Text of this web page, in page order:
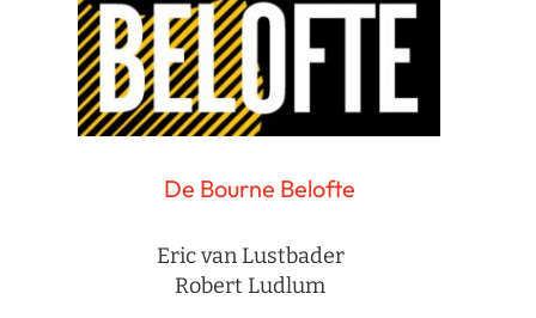
De Bourne Belofte
Eric van Lustbader
Robert Ludlum